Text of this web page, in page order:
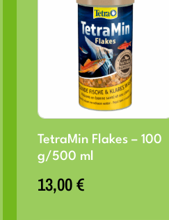
TetraMin Flakes – 100
g/500 ml
13,00€